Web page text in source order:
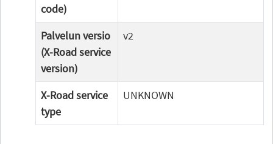
code)
Palvelun versio
(X-Road service
version)
v2
X-Road service
type
UNKNOWN